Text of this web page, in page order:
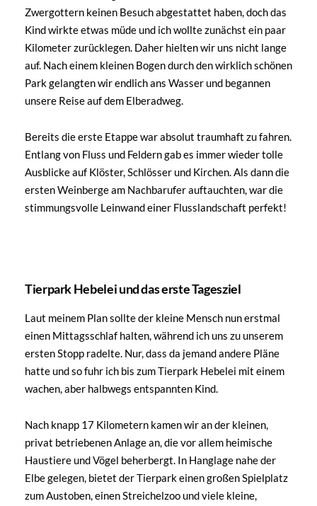
Zwergottern keinen Besuch abgestattet haben, doch das
Kind wirkte etwas müde und ich wollte zunächst ein paar
Kilometer zurücklegen. Daher hielten wir uns nicht lange
auf. Nach einem kleinen Bogen durch den wirklich schönen
Park gelangten wir endlich ans Wasser und begannen
unsere Reise auf dem Elberadweg.
Bereits die erste Etappe war absolut traumhaft zu fahren.
Entlang von Fluss und Feldern gab es immer wieder tolle
Ausblicke auf Klöster, Schlösser und Kirchen. Als dann die
ersten Weinberge am Nachbarufer auftauchten, war die
stimmungsvolle Leinwand einer Flusslandschaft perfekt!
Tierpark Hebelei und das erste Tagesziel
Laut meinem Plan sollte der kleine Mensch nun erstmal
einen Mittagsschlaf halten, während ich uns zu unserem
ersten Stopp radelte. Nur, dass da jemand andere Pläne
hatte und so fuhr ich bis zum Tierpark Hebelei mit einem
wachen, aber halbwegs entspannten Kind.
Nach knapp 17 Kilometern kamen wir an der kleinen,
privat betriebenen Anlage an, die vor allem heimische
Haustiere und Vögel beherbergt. In Hanglage nahe der
Elbe gelegen, bietet der Tierpark einen großen Spielplatz
zum Austoben, einen Streichelzoo und viele kleine,